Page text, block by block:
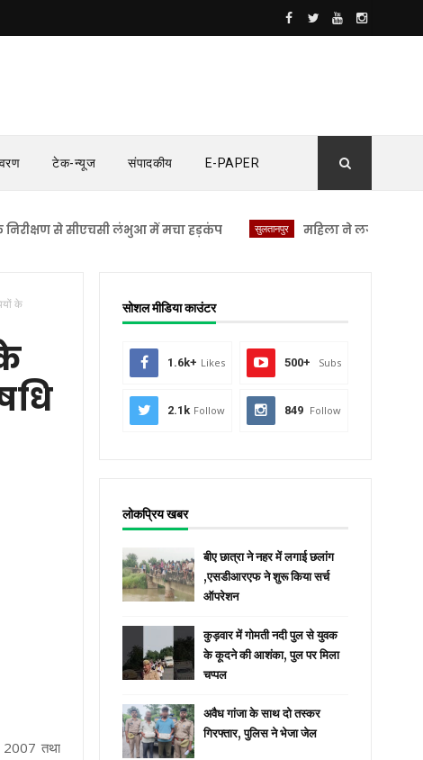
टेक-न्यूज संपादकीय E-PAPER
से सीएचसी लंभुआ में मचा हड़कंप सुलतानपुर महिला ने लगाया यौन
के
तथा
सोशल मीडिया काउंटर
1.6k+ Likes 500+ Subs
2.1k Follow 849 Follow
लोकप्रिय खबर
बीए छात्रा ने नहर में लगाई छलांग
,एसडीआरएफ ने शुरू किया सर्च
ऑपरेशन
कुड़वार में गोमती नदी पुल से युवक
के कूदने की आशंका, पुल पर मिला
चप्पल
अवैध गांजा के साथ दो तस्कर
गिरफ्तार, पुलिस ने भेजा जेल